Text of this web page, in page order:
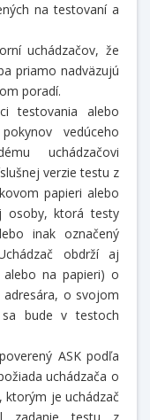
na testovaní a
uchádzačov, že
priamo nadväzujú
poradí.
testovania alebo
vedúceho
uchádzačovi
verzie testu z
papieri alebo
osoby, ktorá testy
inak označený
obdrží aj
na papieri) o
o svojom
bude v testoch
ASK podľa
uchádzača o
ktorým je uchádzač